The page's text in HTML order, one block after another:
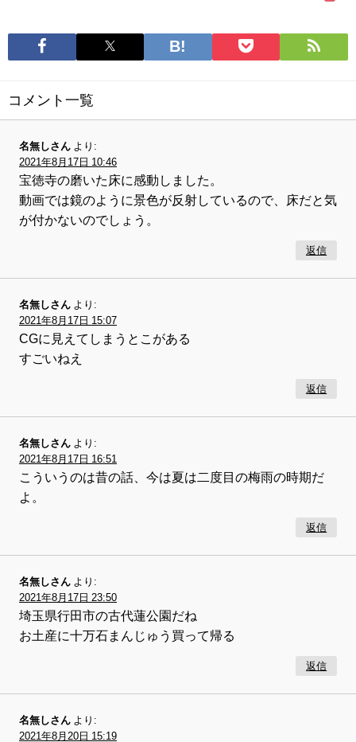
コメント一覧
名無しさん より:
2021年8月17日 10:46
宝徳寺の磨いた床に感動しました。
動画では鏡のように景色が反射しているので、床だと気
が付かないのでしょう。
返信
名無しさん より:
2021年8月17日 15:07
CGに見えてしまうとこがある
すごいねえ
返信
名無しさん より:
2021年8月17日 16:51
こういうのは昔の話、今は夏は二度目の梅雨の時期だ
よ。
返信
名無しさん より:
2021年8月17日 23:50
埼玉県行田市の古代蓮公園だね
お土産に十万石まんじゅう買って帰る
返信
名無しさん より:
2021年8月20日 15:19